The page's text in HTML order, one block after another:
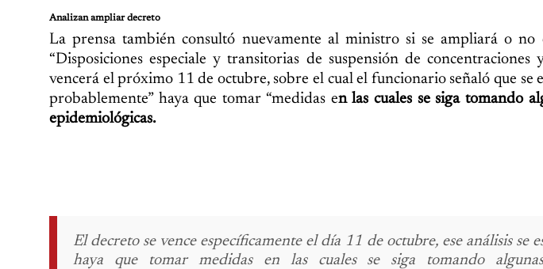
Analizan ampliar decreto
La prensa también consultó nuevamente al ministro si se ampliará o
“Disposiciones especiale y transitorias de suspensión de concentraciones
vencerá el próximo 11 de octubre, sobre el cual el funcionario señaló que se
probablemente” haya que tomar “medidas en las cuales se siga tomando
epidemiológicas.
El decreto se vence específicamente el día 11 de octubre, ese análisis se
haya que tomar medidas en las cuales se siga tomando